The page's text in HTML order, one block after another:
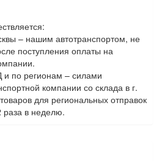
– нашим автотранспортом, не
поступления оплаты на
по регионам – силами
компании со склада в г.
для региональных отправок
раза в неделю.